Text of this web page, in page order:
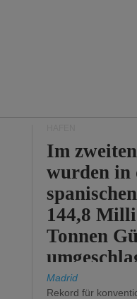
Im
wurden in
144,8
Tonnen
%).
Madrid
Rekord für